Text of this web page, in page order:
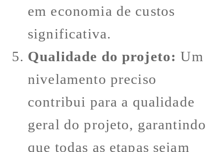
em economia de custos
significativa.
Qualidade do projeto: Um
nivelamento preciso
contribui para a qualidade
geral do projeto, garantindo
que todas as etapas sejam